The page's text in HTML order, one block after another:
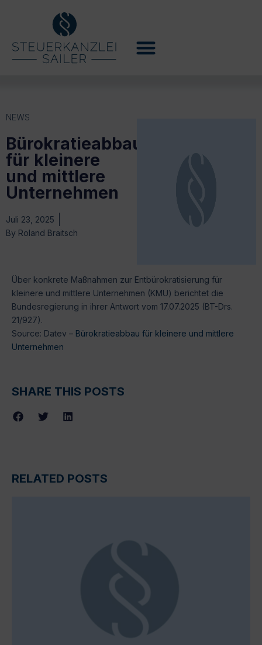
NEWS
Bürokratieabbau
für kleinere
und mittlere
Unternehmen
Juli 23, 2025
By Roland Braitsch
Über konkrete Maßnahmen zur Entbürokratisierung für
kleinere und mittlere Unternehmen (KMU) berichtet die
Bundesregierung in ihrer Antwort vom 17.07.2025 (BT-Drs.
21/927).
Source: Datev – Bürokratieabbau für kleinere und mittlere
Unternehmen
SHARE THIS POSTS
RELATED POSTS